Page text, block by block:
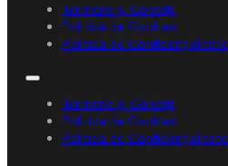
Termene și Condiții
Politica de Cookies
Politica de Confidențialitate
Termene și Condiții
Politica de Cookies
Politica de Confidențialitate